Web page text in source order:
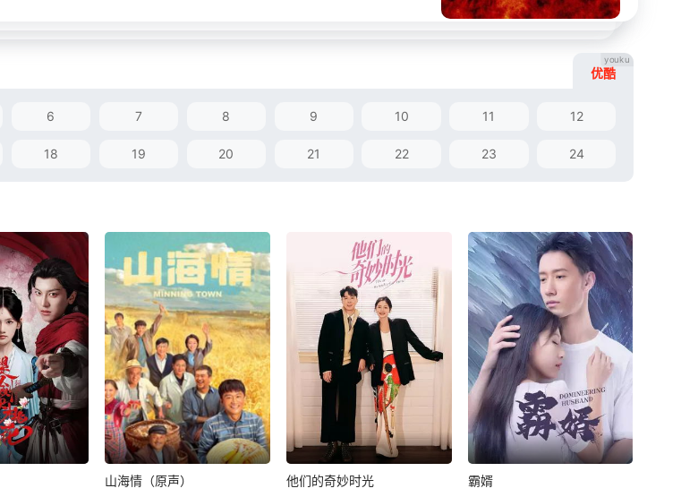
优酷
youku
6 7 8 9 10 11 12
18 19 20 21 22 23 24
山海情（原声）
山海情（原声） 他们的奇妙时光
他们的奇妙时光 霸婿
霸婿